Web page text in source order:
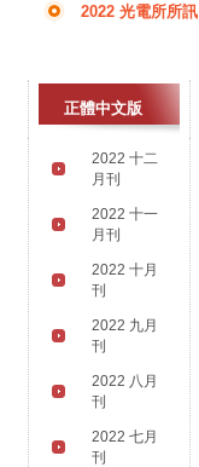
2022 光電所所訊
正體中文版
2022 十二
月刊
2022 十一
月刊
2022 十月
刊
2022 九月
刊
2022 八月
刊
2022 七月
刊